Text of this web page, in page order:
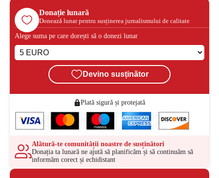
Donație lunară
Donează lunar pentru susținerea jurnalismului de calitate
Alege suma pe care dorești să o donezi lunar
Devino susținător
Plată sigură și protejată
Alătură-te comunității noastre de susținători
Donația ta lunară ne ajută să planificăm și să continuăm să
informăm corect și echidistant